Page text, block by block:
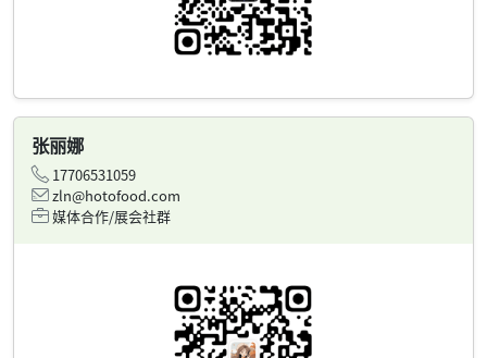
张丽娜
17706531059
zln@hotofood.com
媒体合作/展会社群